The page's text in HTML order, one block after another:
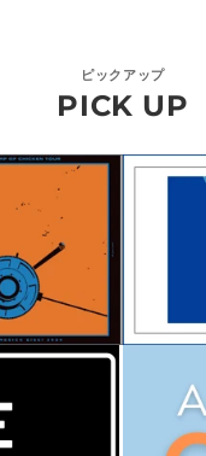
ピックアップ
PICK UP